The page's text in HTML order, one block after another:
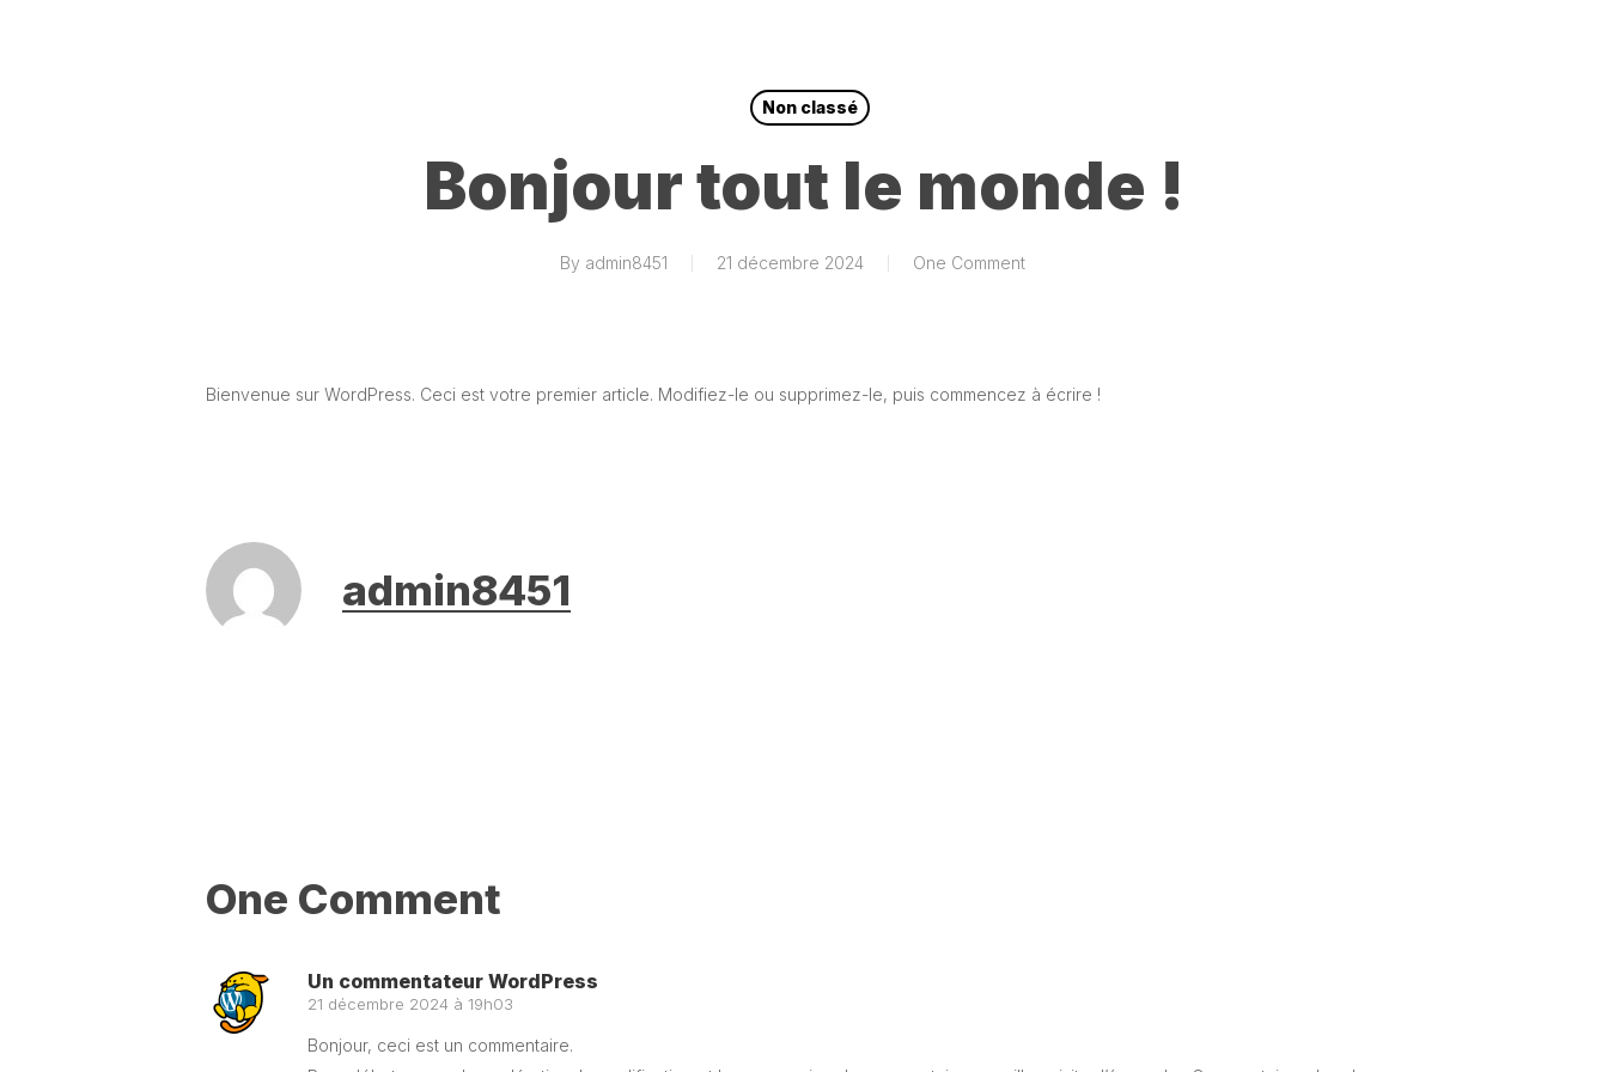
Non classé
Bonjour tout le monde !
By admin8451 21 décembre 2024 One Comment
Bienvenue sur WordPress. Ceci est votre premier article. Modifiez-le ou supprimez-le, puis commencez à écrire !
admin8451
One Comment
Un commentateur WordPress
21 décembre 2024 à 19h03
Bonjour, ceci est un commentaire.